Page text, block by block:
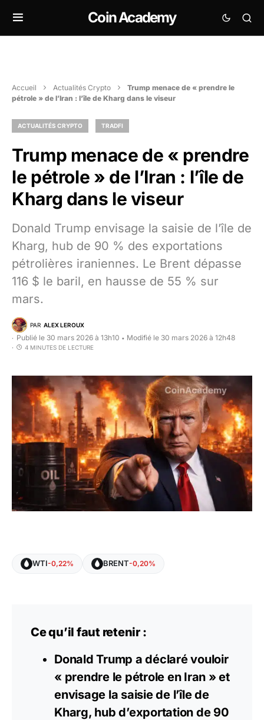
Coin Academy
Accueil Actualités Crypto
Trump menace de « prendre le
pétrole » de l’Iran : l’île de Kharg dans le viseur
ACTUALITÉS CRYPTO TRADFI
Trump menace de « prendre
le pétrole » de l’Iran : l’île de
Kharg dans le viseur
Donald Trump envisage la saisie de l’île de
Kharg, hub de 90 % des exportations
pétrolières iraniennes. Le Brent dépasse
116 $ le baril, en hausse de 55 % sur
mars.
PAR ALEX LEROUX
Publié le 30 mars 2026 à 13h10 • Modifié le 30 mars 2026 à 12h48
4 MINUTES DE LECTURE
WTI-0,22% BRENT-0,20%
Ce qu’il faut retenir :
Donald Trump a déclaré vouloir
« prendre le pétrole en Iran » et
envisage la saisie de l’île de
Kharg, hub d’exportation de 90